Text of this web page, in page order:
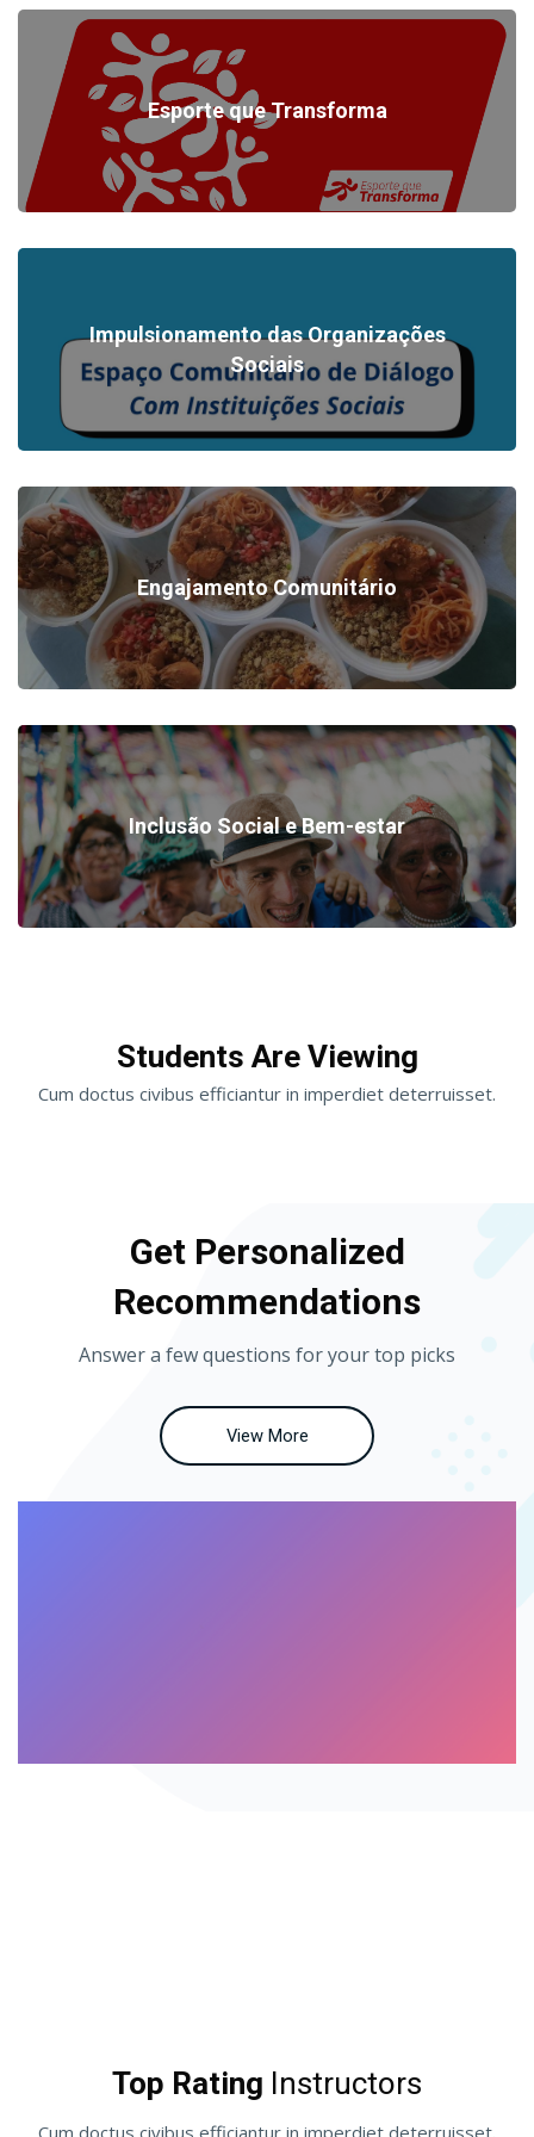
Esporte que Transforma
Impulsionamento das Organizações
Sociais
Engajamento Comunitário
Inclusão Social e Bem-estar
Pular Controle deslizante [Cieds] Cursos
Students Are Viewing
Cum doctus civibus efficiantur in imperdiet deterruisset.
Get Personalized
Recommendations
Answer a few questions for your top picks
View More
Top Rating Instructors
Cum doctus civibus efficiantur in imperdiet deterruisset.